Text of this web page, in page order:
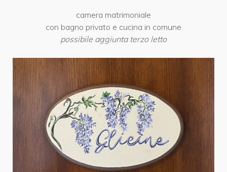
camera matrimoniale
con bagno privato e cucina in comune
possibile aggiunta terzo letto